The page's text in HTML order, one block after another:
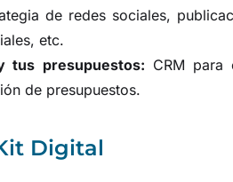
de redes sociales,
etc.
tus presupuestos: CRM para
de presupuestos.
Digital